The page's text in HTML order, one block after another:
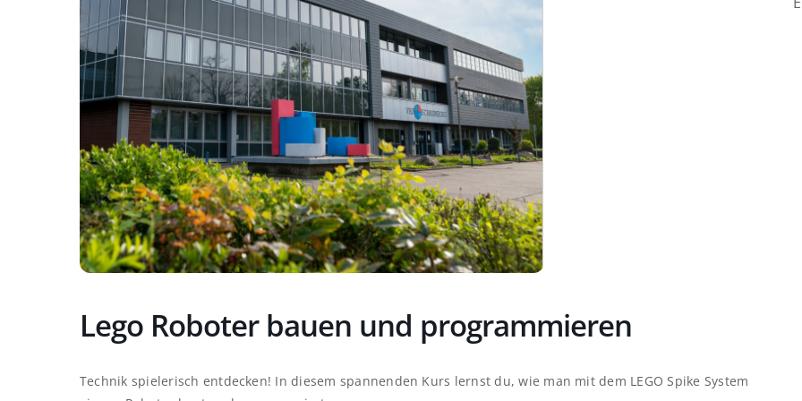
Lego Roboter bauen und programmieren
Technik spielerisch entdecken! In diesem spannenden Kurs lernst du, wie man mit dem LEGO Spike System